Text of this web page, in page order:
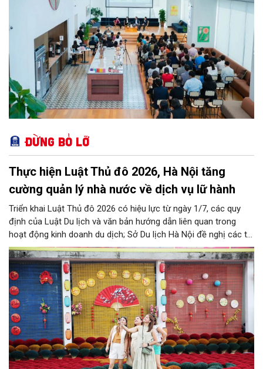
Đừng bỏ lỡ
Thực hiện Luật Thủ đô 2026, Hà Nội tăng
cường quản lý nhà nước về dịch vụ lữ hành
Triển khai Luật Thủ đô 2026 có hiệu lực từ ngày 1/7, các quy
định của Luật Du lịch và văn bản hướng dẫn liên quan trong
hoạt động kinh doanh du dịch; Sở Du lịch Hà Nội đề nghị các tổ
chức, đơn vị, doanh nghiệp kinh doanh dịch vụ lữ hành trên địa
bàn thành phố thực hiện một số nội dung quan trọng. Qua đó
góp phần thực hiện thắng lợi các mục tiêu phát triển du lịch Hà
Nội năm 2026 và giai đoạn tiếp theo.